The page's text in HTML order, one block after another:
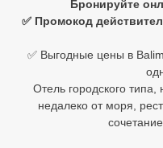
Бронируйте
✅ Промокод
✅ Выгодные цены в
Отель городского
недалеко от моря,
Таиланд
ОАЭ
Египет